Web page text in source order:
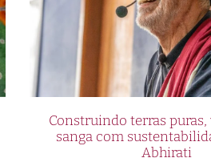
Construindo terras
sanga com
Abhirati